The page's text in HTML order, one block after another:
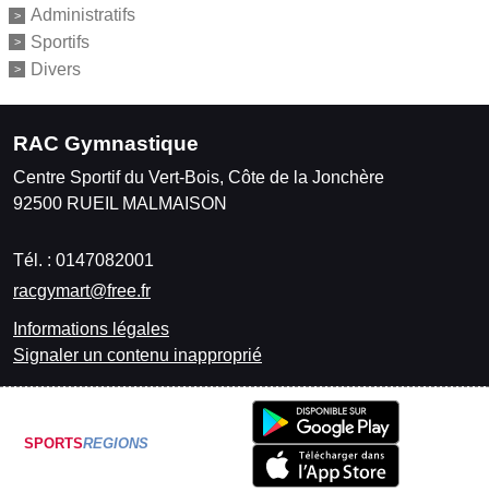
Administratifs
Sportifs
Divers
RAC Gymnastique
Centre Sportif du Vert-Bois, Côte de la Jonchère
92500 RUEIL MALMAISON
Tél. : 0147082001
racgymart@free.fr
Informations légales
Signaler un contenu inapproprié
SPORTSREGIONS